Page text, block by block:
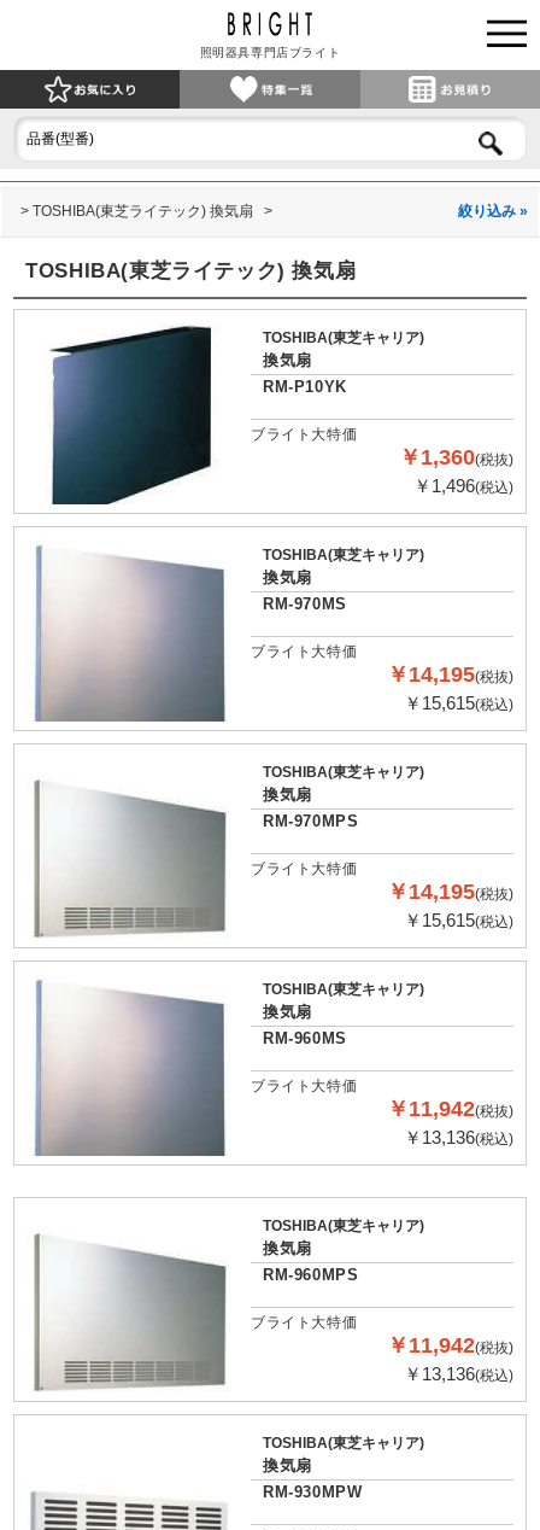
照明器具専門店ブライト
TOSHIBA(東芝ライテック) 換気扇 絞り込み »
TOSHIBA(東芝ライテック) 換気扇
TOSHIBA(東芝キャリア)
換気扇
RM-P10YK
ブライト大特価
￥1,360(税抜)
￥1,496(税込)
TOSHIBA(東芝キャリア)
換気扇
RM-970MS
ブライト大特価
￥14,195(税抜)
￥15,615(税込)
TOSHIBA(東芝キャリア)
換気扇
RM-970MPS
ブライト大特価
￥14,195(税抜)
￥15,615(税込)
TOSHIBA(東芝キャリア)
換気扇
RM-960MS
ブライト大特価
￥11,942(税抜)
￥13,136(税込)
TOSHIBA(東芝キャリア)
換気扇
RM-960MPS
ブライト大特価
￥11,942(税抜)
￥13,136(税込)
TOSHIBA(東芝キャリア)
換気扇
RM-930MPW